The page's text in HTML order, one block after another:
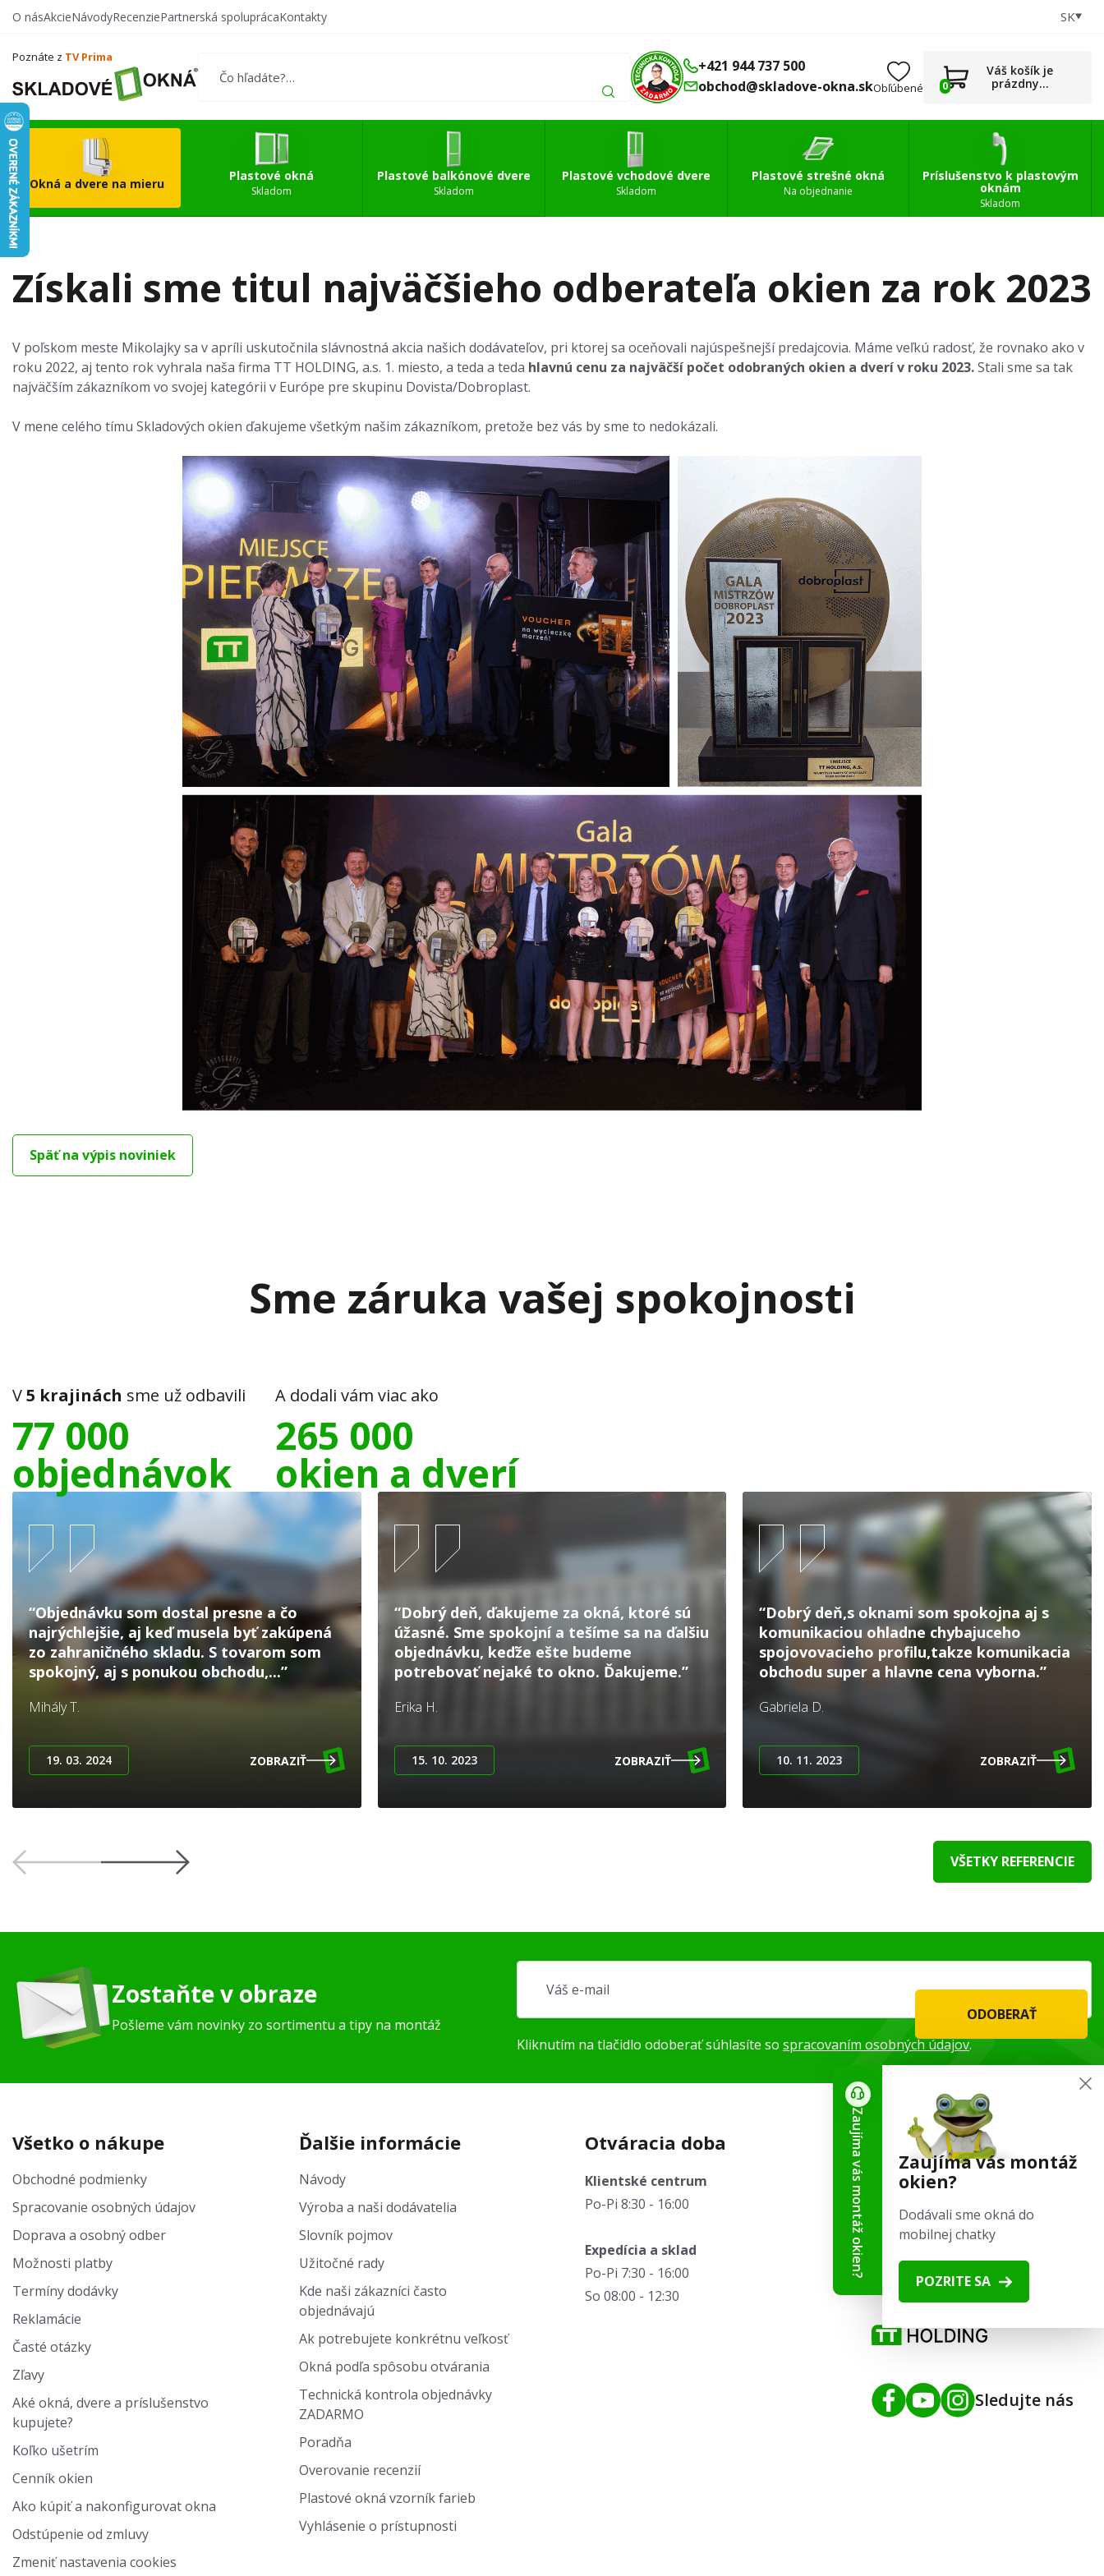
Vytvorte si vlastný
0
O násAkcieNávodyRecenziePartnerská spoluprácaKontakty SK
Poznáte z TV Prima
+421 944 737 500
obchod@skladove-okna.skObľúbené 0
Váš košík je
prázdny...
Okná a dvere na mieru
Plastové okná
Skladom
Plastové balkónové dvere
Skladom
Plastové vchodové dvere
Skladom
Plastové strešné okná
Na objednanie
Príslušenstvo k plastovým
oknám
Skladom
Získali sme titul najväčšieho odberateľa okien za rok 2023
V poľskom meste Mikolajky sa v apríli uskutočnila slávnostná akcia našich dodávateľov, pri ktorej sa oceňovali najúspešnejší predajcovia. Máme veľkú radosť, že rovnako ako v
roku 2022, aj tento rok vyhrala naša firma TT HOLDING, a.s. 1. miesto, a teda a teda hlavnú cenu za najväčší počet odobraných okien a dverí v roku 2023.Stali sme sa tak
najväčším zákazníkom vo svojej kategórii v Európe pre skupinu Dovista/Dobroplast.
V mene celého tímu Skladových okien ďakujeme všetkým našim zákazníkom, pretože bez vás by sme to nedokázali.
Späť na výpis noviniek
Sme záruka vašej spokojnosti
V5 krajinách sme už odbavili
77 000
objednávok
A dodali vám viac ako
265 000
okien a dverí
“Objednávku som dostal presne a čo
najrýchlejšie, aj keď musela byť zakúpená
zo zahraničného skladu. S tovarom som
spokojný, aj s ponukou obchodu,...”
Mihály T.
19. 03. 2024 ZOBRAZIŤ
“Dobrý deň, ďakujeme za okná, ktoré sú
úžasné. Sme spokojní a tešíme sa na ďalšiu
objednávku, keďže ešte budeme
potrebovať nejaké to okno. Ďakujeme.”
Erika H.
15. 10. 2023 ZOBRAZIŤ
“Dobrý deň,s oknami som spokojna aj s
komunikaciou ohladne chybajuceho
spojovovacieho profilu,takze komunikacia
obchodu super a hlavne cena vyborna.”
Gabriela D.
10. 11. 2023 ZOBRAZIŤ
VŠETKY REFERENCIE
Zostaňte v obraze
Pošleme vám novinky zo sortimentu a tipy na montáž
ODOBERAŤ
Kliknutím na tlačidlo odoberať súhlasíte so spracovaním osobných údajov.
Všetko o nákupe
Obchodné podmienky
Spracovanie osobných údajov
Doprava a osobný odber
Možnosti platby
Termíny dodávky
Reklamácie
Časté otázky
Zľavy
Aké okná, dvere a príslušenstvo
kupujete?
Koľko ušetrím
Cenník okien
Ako kúpiť a nakonfigurovat okna
Odstúpenie od zmluvy
Zmeniť nastavenia cookies
Ďalšie informácie
Návody
Výroba a naši dodávatelia
Slovník pojmov
Užitočné rady
Kde naši zákazníci často
objednávajú
Ak potrebujete konkrétnu veľkosť
Okná podľa spôsobu otvárania
Technická kontrola objednávky
ZADARMO
Poradňa
Overovanie recenzií
Plastové okná vzorník farieb
Vyhlásenie o prístupnosti
Otváracia doba
Klientské centrum
Po-Pi 8:30 - 16:00
Expedícia a sklad
Po-Pi 7:30 - 16:00
So 08:00 - 12:30
Kontaktné informácie
+421 944 737 500
obchod@skladove-okna.sk
SKLADOVÉ-OKNÁ.sk
Tišnovská 2029/51
664 34 Kuřim
Sledujte nás
Zaujíma vás montáž
okien?
Dodávali sme okná do
mobilnej chatky
POZRITE SA
Zaujíma vás montáž okien?